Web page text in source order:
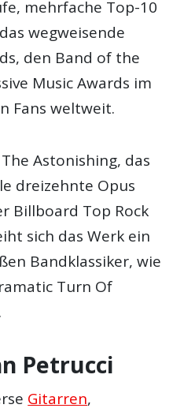
mehrfache Top-10
wegweisende
den Band of the
Music Awards im
Fans weltweit.
Astonishing, das
dreizehnte Opus
Billboard Top Rock
sich das Werk ein
Bandklassiker, wie
Turn Of
Petrucci
Gitarren,